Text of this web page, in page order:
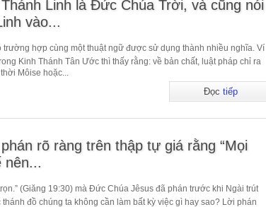
Linh là Đức Chúa Trời, và cũng nói
vào...
trường hợp cùng một thuật ngữ được sử dụng thành nhiều nghĩa. Ví
Kinh Thánh Tân Ước thì thấy rằng: về bản chất, luật pháp chỉ ra
Môise hoặc...
Đọc tiếp
rõ ràng trên thập tự giá rằng “Mọi
nên...
(Giăng 19:30) mà Đức Chúa Jêsus đã phán trước khi Ngài trút
đồ chúng ta không cần làm bất kỳ việc gì hay sao? Lời phán